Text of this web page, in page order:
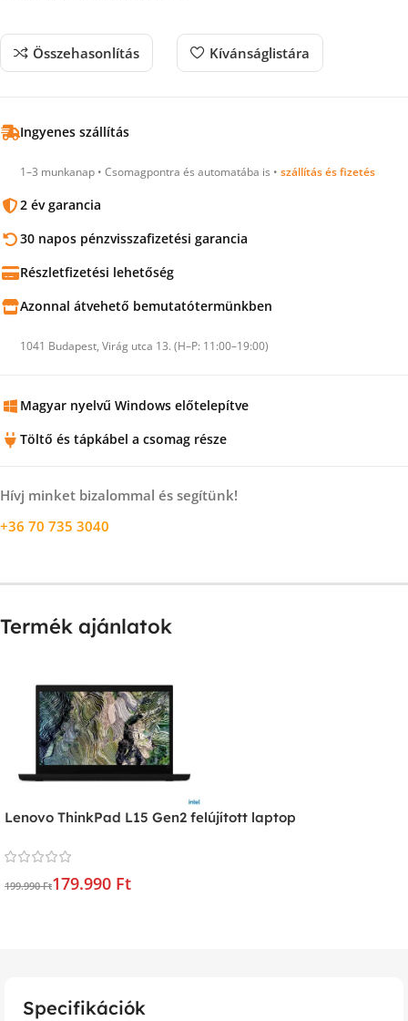
Összehasonlítás Kívánságlistára
Ingyenes szállítás
1–3 munkanap • Csomagpontra és automatába is • szállítás és fizetés
2 év garancia
30 napos pénzvisszafizetési garancia
Részletfizetési lehetőség
Azonnal átvehető bemutatótermünkben
1041 Budapest, Virág utca 13. (H–P: 11:00–19:00)
Magyar nyelvű Windows előtelepítve
Töltő és tápkábel a csomag része
Hívj minket bizalommal és segítünk!
+36 70 735 3040
Termék ajánlatok
Lenovo ThinkPad L15 Gen2 felújított laptop
199.990 Ft179.990 Ft
Specifikációk